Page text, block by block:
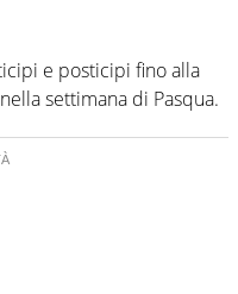
e posticipi fino alla
settimana di Pasqua.